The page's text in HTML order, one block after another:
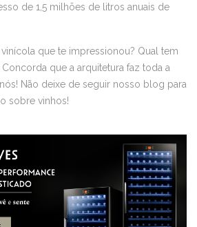
de 1,5 milhões de litros anuais de
que te impressionou? Qual tem
que a arquitetura faz toda a
Não deixe de seguir nosso blog para
sobre vinhos!